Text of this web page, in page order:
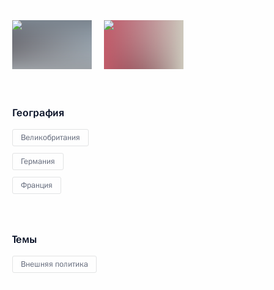
География
Великобритания
Германия
Франция
Темы
Внешняя политика